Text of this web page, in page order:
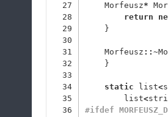
27
28
29
30
31
32
33
34
35
36
Morfeusz*
return
}
Morfeusz ::~
}
static list<
list<
#ifdef